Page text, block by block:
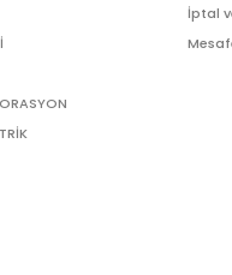
İptal